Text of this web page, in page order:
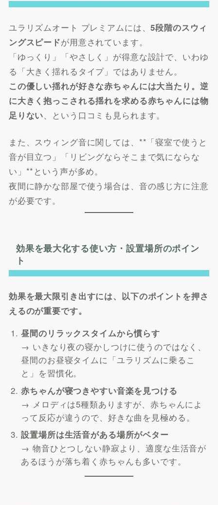
ユラリズムオート プレミアムには、5段階のスウィ
ングスピードが用意されています。
「ゆっくり」「やさしく」が得意な設計で、いわゆ
る「大きく揺れるタイプ」ではありません。
この優しい揺れが好きな赤ちゃんには大当たり。逆
に大きく抱っこされる揺れを求める赤ちゃんには物
足りない 、という口コミも見られます。
また、スウィング音に関しては、**「寝室で使うと
音が目立つ」「リビングならそこまで気にならな
い」**という声が多め。
夜間に静かな部屋で使う場合は、音の感じ方に注意
が必要です。
効果を最大化する使い方・設置場所のポイン
ト
効果を最大限引き出すには、以下のポイントを押さ
えるのが重要です。
昼間のリラックスタイムから慣らす
→ いきなり夜の寝かしつけに使うのではなく、
昼間のお昼寝タイムに「ユラリズムに乗るこ
と」を習慣化。
赤ちゃんが寝つきやすい音楽を見つける
→ メロディは5種類ありますが、赤ちゃんによ
って反応が違うので、好きな曲を見極める。
設置場所は生活音がある場所がベター
→ 物音ひとつしない静寂より、適度な生活音が
あるほうが落ち着く赤ちゃんも多いです。